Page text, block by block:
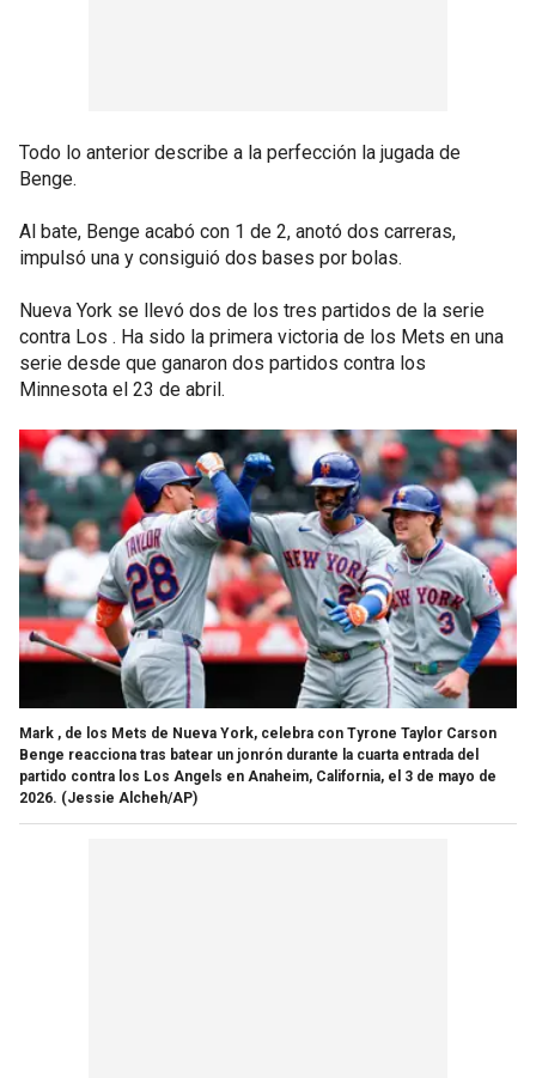
Todo lo anterior describe a la perfección la jugada de
Benge.
Al bate, Benge acabó con 1 de 2, anotó dos carreras,
impulsó una y consiguió dos bases por bolas.
Nueva York se llevó dos de los tres partidos de la serie
contra Los . Ha sido la primera victoria de los Mets en una
serie desde que ganaron dos partidos contra los
Minnesota el 23 de abril.
Mark , de los Mets de Nueva York, celebra con Tyrone Taylor Carson
Benge reacciona tras batear un jonrón durante la cuarta entrada del
partido contra los Los Angels en Anaheim, California, el 3 de mayo de
2026. (Jessie Alcheh/AP)